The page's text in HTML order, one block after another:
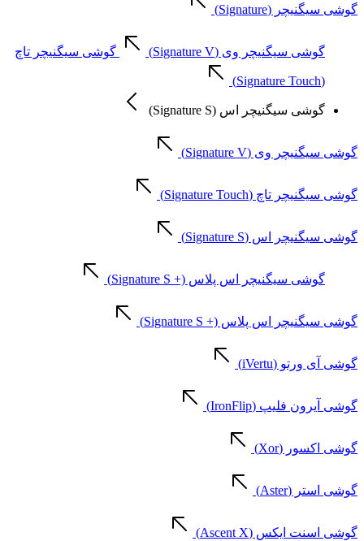
گوشی سیگنیچر (Signature)
گوشی سیگنیچر وی (Signature V) گوشی سیگنیچر تاچ
(Signature Touch)
گوشی سیگنیچر اس (Signature S)
گوشی سیگنیچر وی (Signature V)
گوشی سیگنیچر تاچ (Signature Touch)
گوشی سیگنیچر اس (Signature S)
گوشی سیگنیچر اس پلاس (+ Signature S)
گوشی سیگنیچر اس پلاس (+ Signature S)
گوشی آی ورتو (iVertu)
گوشی آیرون فلیپ (IronFlip)
گوشی اکسور (Xor)
گوشی استر (Aster)
گوشی اسنت ایکس (Ascent X)